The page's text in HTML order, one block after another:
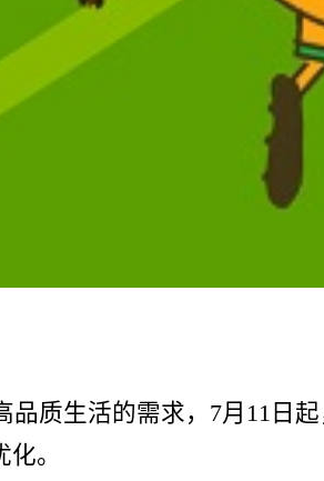
品质生活的需求，7月11日
。